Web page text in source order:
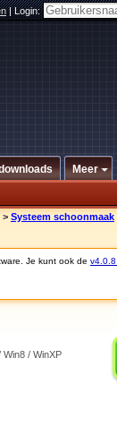
|Login:
Meer
> Systeem schoonmaak
Je kunt ook de
Win8 / WinXP